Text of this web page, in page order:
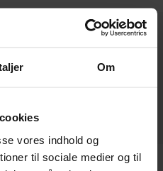
Om
vores indhold og
til sociale medier og til